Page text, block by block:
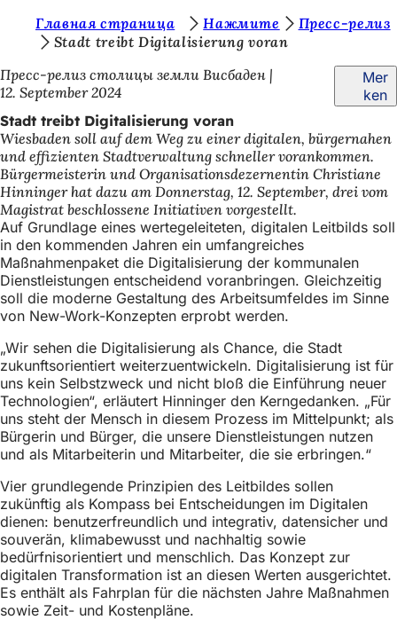
Inhalt anspringen
e
b
e
f
i
n
d
e
n
s
i
c
h
h
i
e
r
:
Главная страница Нажмите
Пресс-релиз
Stadt treibt Digitalisierung voran
Пресс-релиз столицы земли Висбаден
12. September 2024
Mer
ken
Stadt treibt Digitalisierung voran
Wiesbaden soll auf dem Weg zu einer digitalen, bürgernahen
und effizienten Stadtverwaltung schneller vorankommen.
Bürgermeisterin und Organisationsdezernentin Christiane
Hinninger hat dazu am Donnerstag, 12. September, drei vom
Magistrat beschlossene Initiativen vorgestellt.
Auf Grundlage eines wertegeleiteten, digitalen Leitbilds soll
in den kommenden Jahren ein umfangreiches
Maßnahmenpaket die Digitalisierung der kommunalen
Dienstleistungen entscheidend voranbringen. Gleichzeitig
soll die moderne Gestaltung des Arbeitsumfeldes im Sinne
von New-Work-Konzepten erprobt werden.
„Wir sehen die Digitalisierung als Chance, die Stadt
zukunftsorientiert weiterzuentwickeln. Digitalisierung ist für
uns kein Selbstzweck und nicht bloß die Einführung neuer
Technologien“, erläutert Hinninger den Kerngedanken. „Für
uns steht der Mensch in diesem Prozess im Mittelpunkt; als
Bürgerin und Bürger, die unsere Dienstleistungen nutzen
und als Mitarbeiterin und Mitarbeiter, die sie erbringen.“
Vier grundlegende Prinzipien des Leitbildes sollen
zukünftig als Kompass bei Entscheidungen im Digitalen
dienen: benutzerfreundlich und integrativ, datensicher und
souverän, klimabewusst und nachhaltig sowie
bedürfnisorientiert und menschlich. Das Konzept zur
digitalen Transformation ist an diesen Werten ausgerichtet.
Es enthält als Fahrplan für die nächsten Jahre Maßnahmen
sowie Zeit- und Kostenpläne.